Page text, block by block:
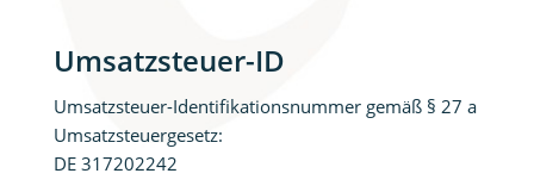
Umsatzsteuer-ID
Umsatzsteuer-Identifikationsnummer gemäß § 27 a
Umsatzsteuergesetz:
DE 317202242